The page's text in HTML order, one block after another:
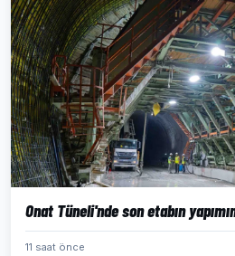
Onat Tüneli'nde son etabın
11 saat önce